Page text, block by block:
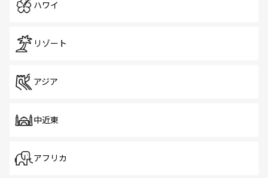
ハワイ
リゾート
アジア
中近東
アフリカ